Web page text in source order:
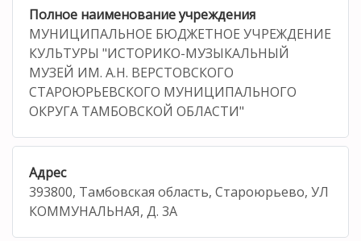
Полное наименование учреждения
МУНИЦИПАЛЬНОЕ БЮДЖЕТНОЕ УЧРЕЖДЕНИЕ
КУЛЬТУРЫ "ИСТОРИКО-МУЗЫКАЛЬНЫЙ
МУЗЕЙ ИМ. А.Н. ВЕРСТОВСКОГО
СТАРОЮРЬЕВСКОГО МУНИЦИПАЛЬНОГО
ОКРУГА ТАМБОВСКОЙ ОБЛАСТИ"
Адрес
393800, Тамбовская область, Староюрьево, УЛ
КОММУНАЛЬНАЯ, Д. 3А